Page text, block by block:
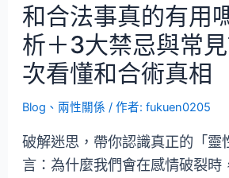
和合法事真的有用
析＋3大禁忌與常
次看懂和合術真相
Blog 、 兩性關係 / 作者:fukuen0205
破解迷思，帶你認識真正的「靈
言：為什麼我們會在感情破裂時